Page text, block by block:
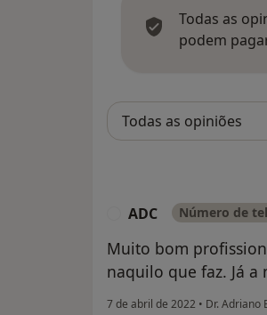
Todas as
podem
ADC Número de
Muito bom
naquilo que faz. Já
7 de abril de 2022 • Dr. Adriano